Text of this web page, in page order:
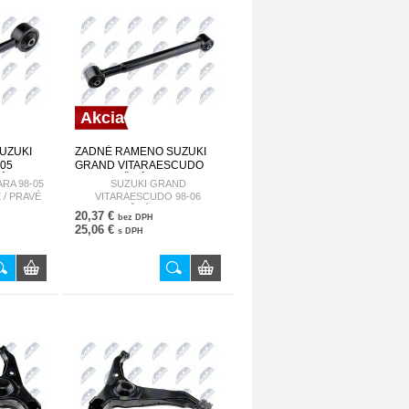
/
ZWT-
98-05
/ PRAVÉ
Akcia
ZADNÉ RAMENO SUZUKI
GRAND VITARAESCUDO
98-06 BOČNÉ, DOLE 46202-
65D00 ZWT-SU-012
SUZUKI GRAND
VITARAESCUDO 98-06
20,37 € bez DPH
25,06 € s DPH